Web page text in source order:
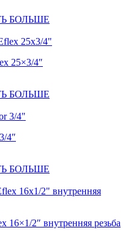
БОЛЬШЕ
25×3/4″
БОЛЬШЕ
4″
БОЛЬШЕ
2″ внутренняя резьба